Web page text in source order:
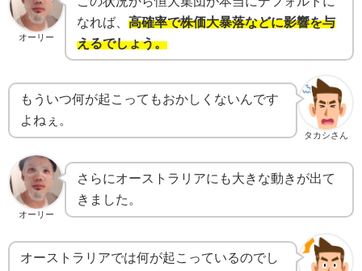
オーリー
なれば、 高確率で株価大暴落などに影響を与
えるでしょう。
タカシさん
もういつ何が起こってもおかしくないんです
よねぇ。
オーリー
さらにオーストラリアにも大きな動きが出て
きました。
オーストラリアでは何が起こっているのでし